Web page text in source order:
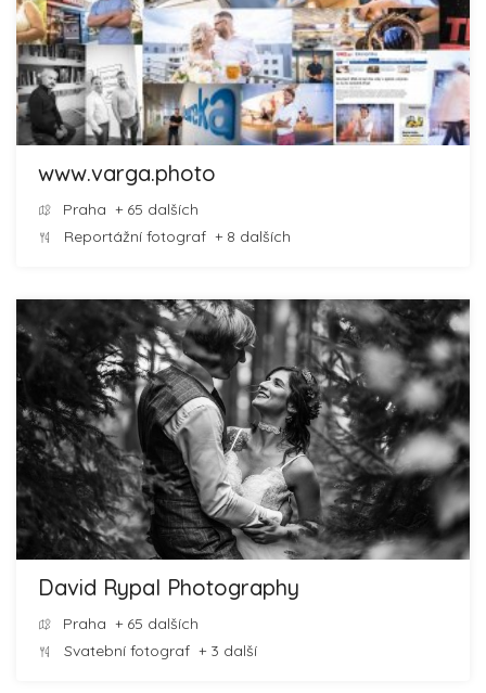
www.varga.photo
Praha + 65 dalších
Reportážní fotograf + 8 dalších
David Rypal Photography
Praha + 65 dalších
Svatební fotograf + 3 další